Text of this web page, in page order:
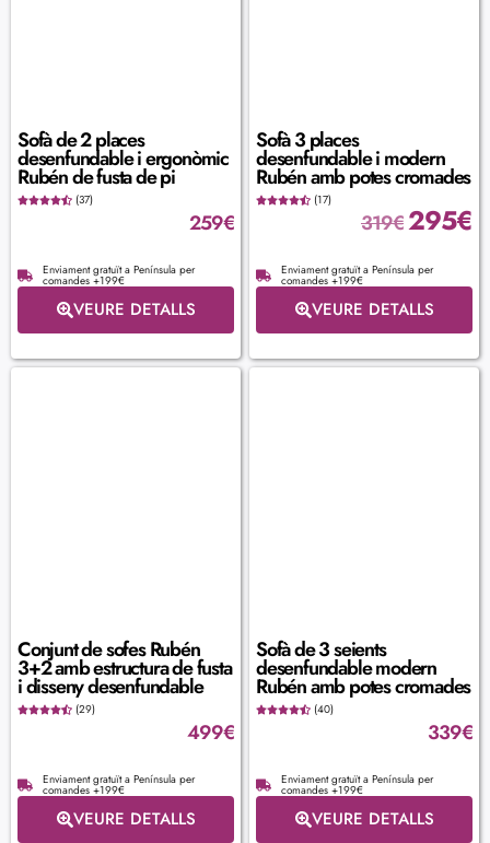
Sofà de 2 places
desenfundable i ergonòmic
Rubén de fusta de pi
(37)
259€
Enviament gratuït a Península per
comandes +199€
VEURE DETALLS
Sofà 3 places
desenfundable i modern
Rubén amb potes cromades
(17)
319€295€
Enviament gratuït a Península per
comandes +199€
VEURE DETALLS
Conjunt de sofes Rubén
3+2 amb estructura de fusta
i disseny desenfundable
(29)
499€
Enviament gratuït a Península per
comandes +199€
VEURE DETALLS
Sofà de 3 seients
desenfundable modern
Rubén amb potes cromades
(40)
339€
Enviament gratuït a Península per
comandes +199€
VEURE DETALLS